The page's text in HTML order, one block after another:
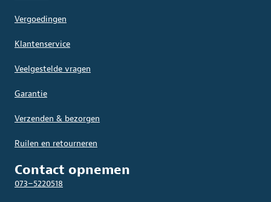
Vergoedingen
Klantenservice
Veelgestelde vragen
Garantie
Verzenden & bezorgen
Ruilen en retourneren
Contact opnemen
073–5220518